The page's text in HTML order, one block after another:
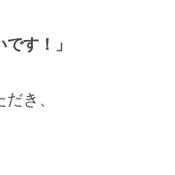
す！」
き、